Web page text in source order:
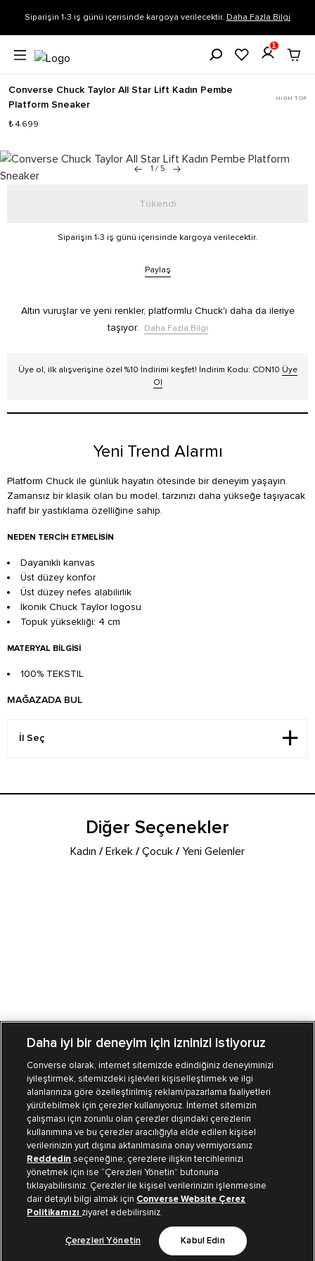
Siparişin 1-3 iş günü içerisinde kargoya verilecektir. Daha Fazla Bilgi
1
Converse Chuck Taylor All Star Lift Kadın Pembe
Platform Sneaker
HIGH TOP
₺ 4.699
1 / 5
Tükendi
Siparişin 1-3 iş günü içerisinde kargoya verilecektir.
Paylaş
Altın vuruşlar ve yeni renkler, platformlu Chuck'ı daha da ileriye
taşıyor.
Daha Fazla Bilgi
Üye ol, ilk alışverişine özel %10 İndirimi keşfet! İndirim Kodu: CON10 Üye
Ol
Yeni Trend Alarmı
Platform Chuck ile günlük hayatın ötesinde bir deneyim yaşayın.
Zamansız bir klasik olan bu model, tarzınızı daha yükseğe taşıyacak
hafif bir yastıklama özelliğine sahip.
NEDEN TERCIH ETMELISIN
Dayanıklı kanvas
Üst düzey konfor
Üst düzey nefes alabilirlik
İkonik Chuck Taylor logosu
Topuk yüksekliği: 4 cm
MATERYAL BILGISI
100% TEKSTIL
MAĞAZADA BUL
Diğer Seçenekler
Kadın /Erkek /Çocuk /Yeni Gelenler
Mağazalarımız Sipariş Takibi
Müşteri İlişkileri
Koleksiyon
Kurumsal
Bizi Takip Et
Daha iyi bir deneyim için izninizi istiyoruz
Converse olarak, internet sitemizde edindiğiniz deneyiminizi
iyileştirmek, sitemizdeki işlevleri kişiselleştirmek ve ilgi
alanlarınıza göre özelleştirilmiş reklam/pazarlama faaliyetleri
yürütebilmek için çerezler kullanıyoruz. İnternet sitemizin
çalışması için zorunlu olan çerezler dışındaki çerezlerin
kullanımına ve bu çerezler aracılığıyla elde edilen kişisel
verilerinizin yurt dışına aktarılmasına onay vermiyorsanız
Reddedin seçeneğine; çerezlere ilişkin tercihlerinizi
yönetmek için ise “Çerezleri Yönetin” butonuna
tıklayabilirsiniz. Çerezler ile kişisel verilerinizin işlenmesine
dair detaylı bilgi almak için Converse Website Çerez
Politikamızı ziyaret edebilirsiniz.
Çerezleri Yönetin Kabul Edin